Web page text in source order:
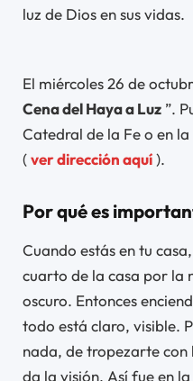
luz de Dios en sus vidas.
El miércoles 26 de
Cena del Haya a Luz ”.
Catedral de la Fe o en
(ver direcciónaquí).
Por qué es
Cuando estás en tu
cuarto de la casa por la
oscuro. Entonces
todo está claro, visible.
nada, de tropezarte con
da la visión. Así fue en